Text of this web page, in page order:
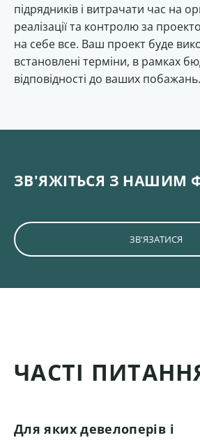
підрядників і витрачати час на
реалізації та контролю за
на себе все. Ваш проект буде
встановлені терміни, в рамках
відповідності до ваших побажань.
ЗВ'ЯЖІТЬСЯ З НАШИМ
ЗВ'ЯЗАТИСЯ
ЧАСТІ
Для яких девелоперів і